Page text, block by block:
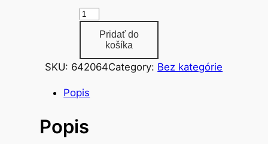
m
ž
t
o
š
Pridať do
košíka
SKU: 642064Category: Bez kategórie
Popis
Popis